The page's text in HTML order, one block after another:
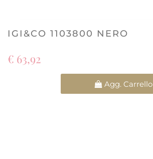
IGI&CO 1103800 NERO
€ 63,92
Agg. Carrello